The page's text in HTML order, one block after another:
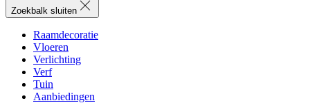
Zoekbalk sluiten
Raamdecoratie
Vloeren
Verlichting
Verf
Tuin
Aanbiedingen